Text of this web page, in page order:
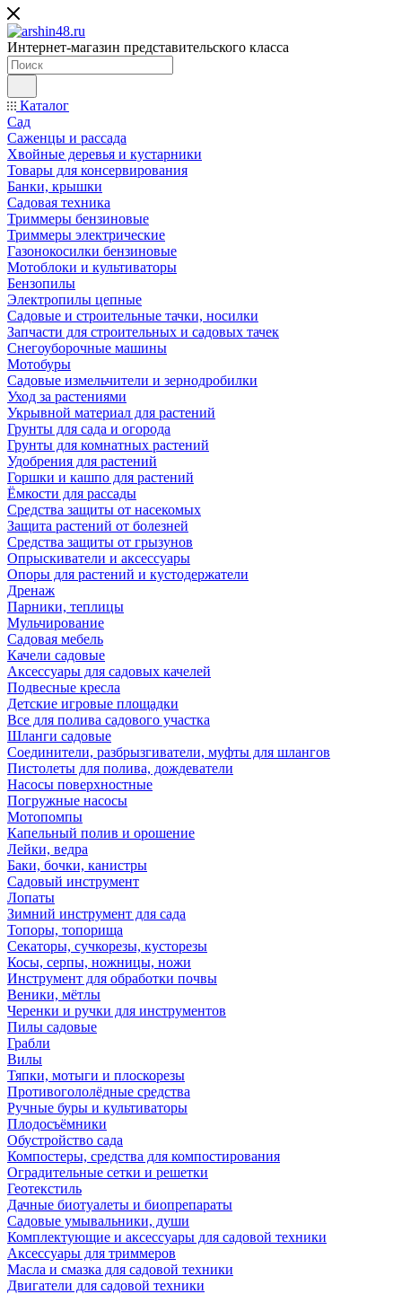
Интернет-магазин представительского класса
Каталог
Сад
Саженцы и рассада
Хвойные деревья и кустарники
Товары для консервирования
Банки, крышки
Садовая техника
Триммеры бензиновые
Триммеры электрические
Газонокосилки бензиновые
Мотоблоки и культиваторы
Бензопилы
Электропилы цепные
Садовые и строительные тачки, носилки
Запчасти для строительных и садовых тачек
Снегоуборочные машины
Мотобуры
Садовые измельчители и зернодробилки
Уход за растениями
Укрывной материал для растений
Грунты для сада и огорода
Грунты для комнатных растений
Удобрения для растений
Горшки и кашпо для растений
Ёмкости для рассады
Средства защиты от насекомых
Защита растений от болезней
Средства защиты от грызунов
Опрыскиватели и аксессуары
Опоры для растений и кустодержатели
Дренаж
Парники, теплицы
Мульчирование
Садовая мебель
Качели садовые
Аксессуары для садовых качелей
Подвесные кресла
Детские игровые площадки
Все для полива садового участка
Шланги садовые
Соединители, разбрызгиватели, муфты для шлангов
Пистолеты для полива, дождеватели
Насосы поверхностные
Погружные насосы
Мотопомпы
Капельный полив и орошение
Лейки, ведра
Баки, бочки, канистры
Садовый инструмент
Лопаты
Зимний инструмент для сада
Топоры, топорища
Секаторы, сучкорезы, кусторезы
Косы, серпы, ножницы, ножи
Инструмент для обработки почвы
Веники, мётлы
Черенки и ручки для инструментов
Пилы садовые
Грабли
Вилы
Тяпки, мотыги и плоскорезы
Противогололёдные средства
Ручные буры и культиваторы
Плодосъёмники
Обустройство сада
Компостеры, средства для компостирования
Оградительные сетки и решетки
Геотекстиль
Дачные биотуалеты и биопрепараты
Садовые умывальники, души
Комплектующие и аксессуары для садовой техники
Аксессуары для триммеров
Масла и смазка для садовой техники
Двигатели для садовой техники